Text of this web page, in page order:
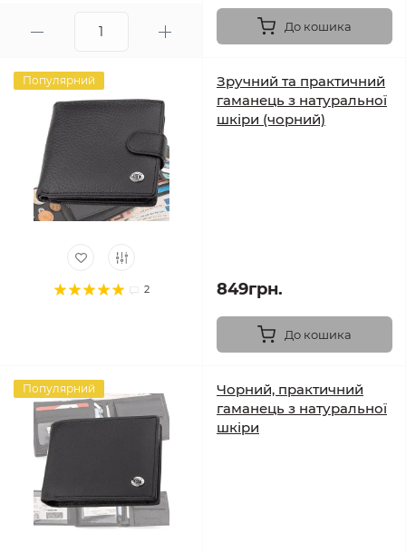
До кошика
Популярний
2
Зручний та практичний
гаманець з натуральної
шкіри (чорний)
849грн.
До кошика
Популярний
Чорний, практичний
гаманець з натуральної
шкіри